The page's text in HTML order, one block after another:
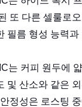
또 다른 셀룰로
필름 형성 능력과
는 커피 원두에
및 산소와 같은
정성은 로스팅